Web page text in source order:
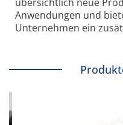
Anwendungen und
Unternehmen ein